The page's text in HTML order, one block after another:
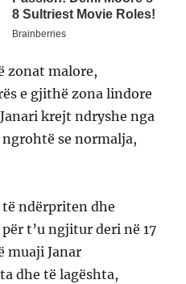
zonat malore,
e gjithë zona lindore
krejt ndryshe nga
se normalja,
ndërpriten dhe
t’u ngjitur deri në 17
muaji Janar
dhe të lagështa,